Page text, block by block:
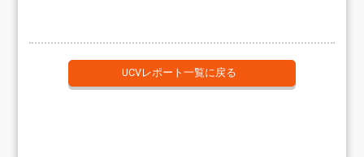
UCVレポート一覧に戻る